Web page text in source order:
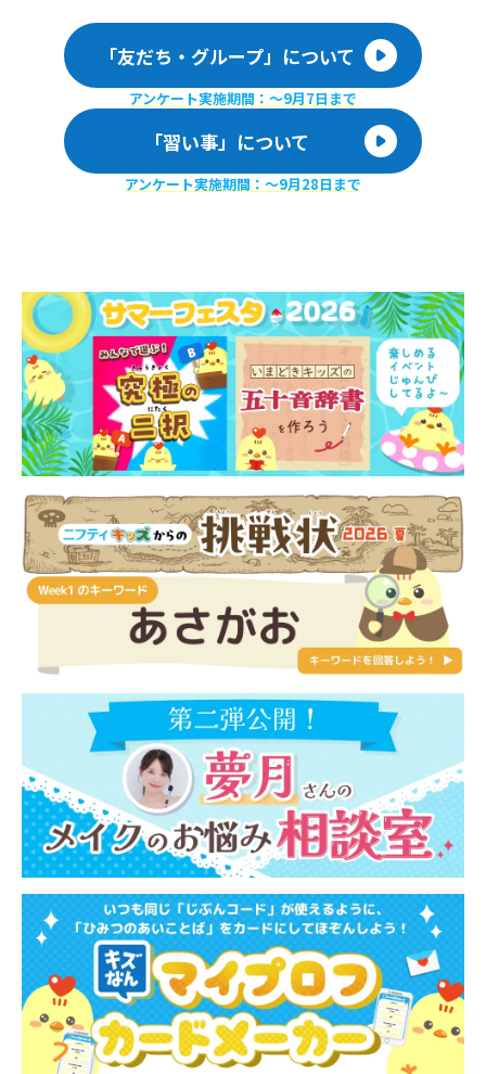
「友だち・グループ」について
アンケート実施期間：〜9月7日まで
「習い事」について
アンケート実施期間：〜9月28日まで